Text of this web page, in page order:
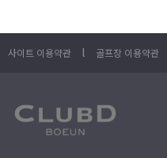
사이트 이용약관 l 골프장 이용약관